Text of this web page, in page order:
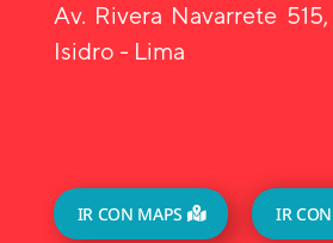
Av. Rivera Navarrete
Isidro - Lima
IR CON MAPS IR